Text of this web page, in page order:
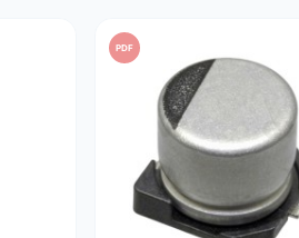
werkspanning (V) die minstens
PDF